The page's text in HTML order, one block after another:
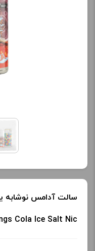
افزودن به سبد خرید
Cola Ice Salt Nic